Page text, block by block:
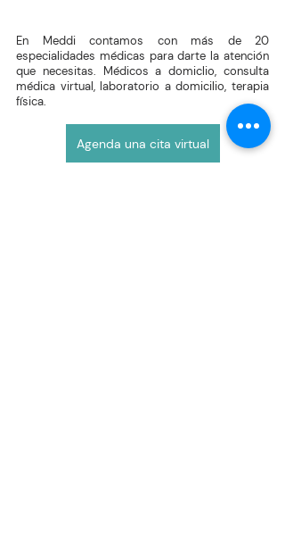
En Meddi contamos con más de 20
especialidades médicas para darte la atención
que necesitas. Médicos a domiclio, consulta
médica virtual, laboratorio a domicilio, terapia
física.
Agenda una cita virtual